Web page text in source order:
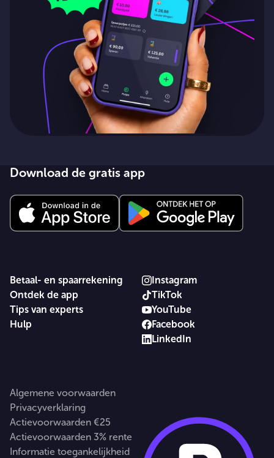
Download de gratis app
Betaal- en spaarrekening
Ontdek de app
Tips van experts
Hulp
Instagram
TikTok
YouTube
Facebook
LinkedIn
Algemene voorwaarden
Privacyverklaring
Actievoorwaarden €25
Actievoorwaarden 3% rente
Informatie toegankelijkheid